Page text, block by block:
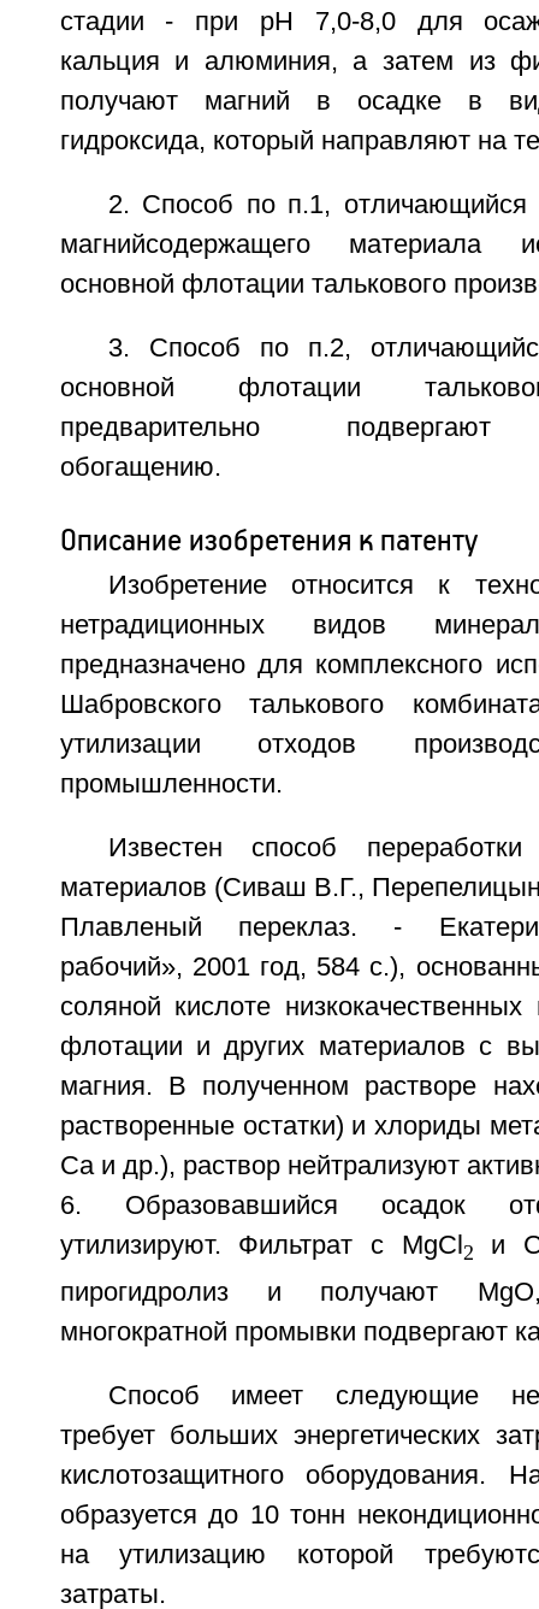
стадии - при pH 7,0-8,0 для
кальция и алюминия, а затем из
получают магний в осадке в
гидроксида, который направляют на
2. Способ по п.1, отличающийся
магнийсодержащего материала
основной флотации талькового
3. Способ по п.2,
основной флотации
предварительно подвергают
обогащению.
Описание изобретения к патенту
Изобретение относится к
нетрадиционных видов
предназначено для комплексного
Шабровского талькового
утилизации отходов
промышленности.
Известен способ переработки
материалов (Сиваш В.Г.,
Плавленый переклаз. -
рабочий», 2001 год, 584 с.),
соляной кислоте низкокачественных
флотации и других материалов с
магния. В полученном растворе
растворенные остатки) и хлориды
Ca и др.), раствор нейтрализуют
6. Образовавшийся осадок
утилизируют. Фильтрат с MgCl 2
и
пирогидролиз и получают
многократной промывки подвергают
Способ имеет следующие
требует больших энергетических
кислотозащитного оборудования.
образуется до 10 тонн
на утилизацию которой
затраты.